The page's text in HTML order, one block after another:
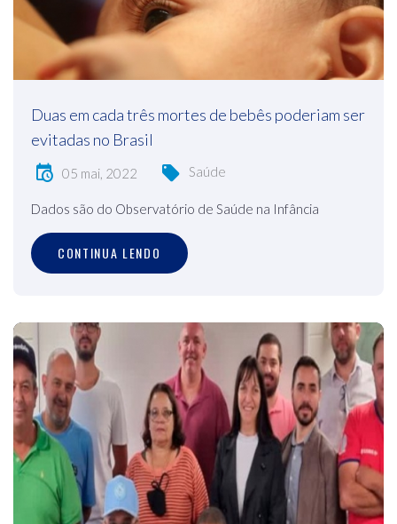
Duas em cada três mortes de bebês poderiam ser
evitadas no Brasil
05 mai, 2022 Saúde
Dados são do Observatório de Saúde na Infância
CONTINUA LENDO